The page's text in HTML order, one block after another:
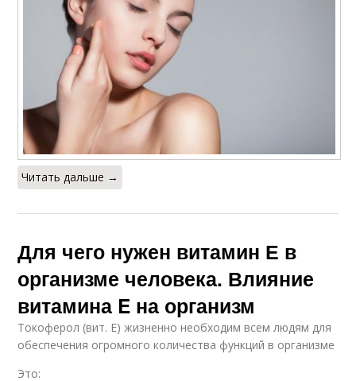
Читать дальше →
Для чего нужен витамин Е в
организме человека. Влияние
витамина E на организм
Токоферол (вит. Е) жизненно необходим всем людям для
обеспечения огромного количества функций в организме
Это: